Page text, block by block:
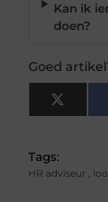
Kan ik
doen?
Goed
X
Tags:
HR adviseur ,